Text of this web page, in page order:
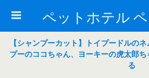
【シャンプーカット】トイプードルの
プーのココちゃん、ヨーキーの虎太郎
る